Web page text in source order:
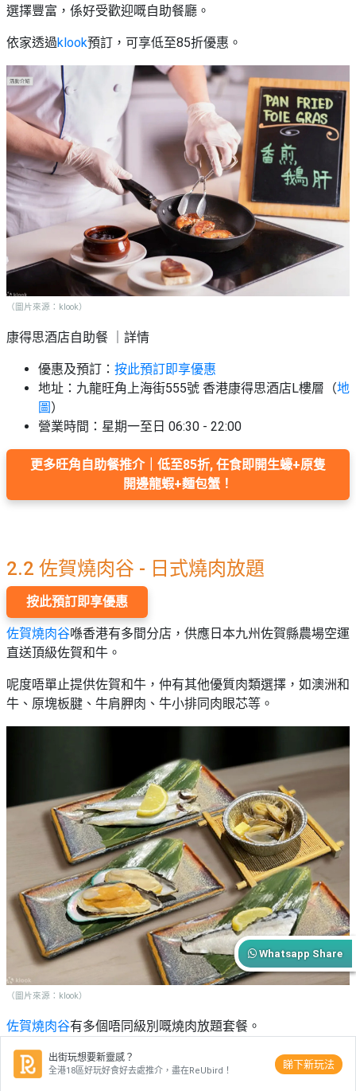
Whatsapp Share
出街玩想要新靈感？
全港18區好玩好食好去處推介，盡在ReUbird！
睇下新玩法
選擇豐富，係好受歡迎嘅自助餐廳。
依家透過klook預訂，可享低至85折優惠。
（圖片來源：klook）
康得思酒店自助餐 ｜詳情
優惠及預訂： 按此預訂即享優惠
地址：九龍旺角上海街555號 香港康得思酒店L樓層（地
圖 ）
營業時間：星期一至日 06:30 - 22:00
更多旺角自助餐推介｜低至85折, 任食即開生蠔+原隻
開邊龍蝦+麵包蟹！
2.2 佐賀燒肉谷 - 日式燒肉放題
按此預訂即享優惠
佐賀燒肉谷喺香港有多間分店，供應日本九州佐賀縣農場空運
直送頂級佐賀和牛。
呢度唔單止提供佐賀和牛，仲有其他優質肉類選擇，如澳洲和
牛、原塊板腱、牛肩胛肉、牛小排同肉眼芯等。
（圖片來源：klook）
佐賀燒肉谷有多個唔同級別嘅燒肉放題套餐。
今次推介100分鐘午市放題，套餐包含牛肉、豬肉、雞肉、海
鮮等多款主食。